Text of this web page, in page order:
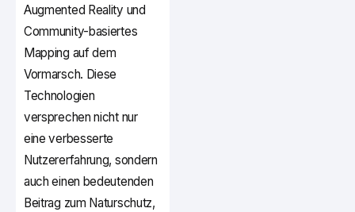
Augmented Reality und
Community-basiertes
Mapping auf dem
Vormarsch. Diese
Technologien
versprechen nicht nur
eine verbesserte
Nutzererfahrung, sondern
auch einen bedeutenden
Beitrag zum Naturschutz,